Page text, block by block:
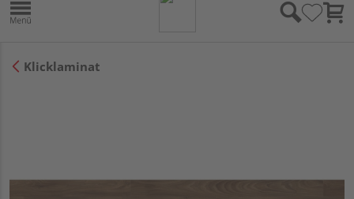
Klicklaminat